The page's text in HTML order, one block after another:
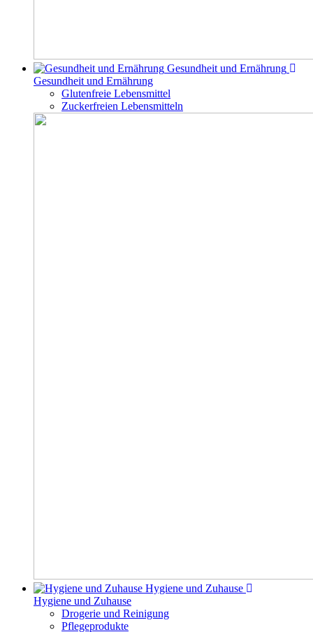
Gesundheit und Ernährung
Gesundheit und Ernährung
Glutenfreie Lebensmittel
Zuckerfreien Lebensmitteln
Hygiene und Zuhause
Hygiene und Zuhause
Drogerie und Reinigung
Pflegeprodukte